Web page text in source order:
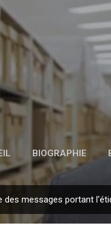
BIOGRAPHIE
des messages portant